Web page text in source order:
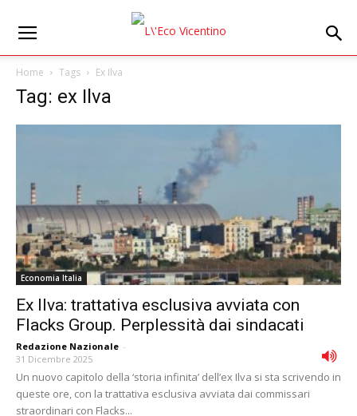
Home Tags Ex Ilva
Tag: ex Ilva
Economia Italia
Ex Ilva: trattativa esclusiva avviata con
Flacks Group. Perplessità dai sindacati
Redazione Nazionale -
31 Dicembre 2025
Un nuovo capitolo della ‘storia infinita’ dell’ex Ilva si sta scrivendo in
queste ore, con la trattativa esclusiva avviata dai commissari
straordinari con Flacks...